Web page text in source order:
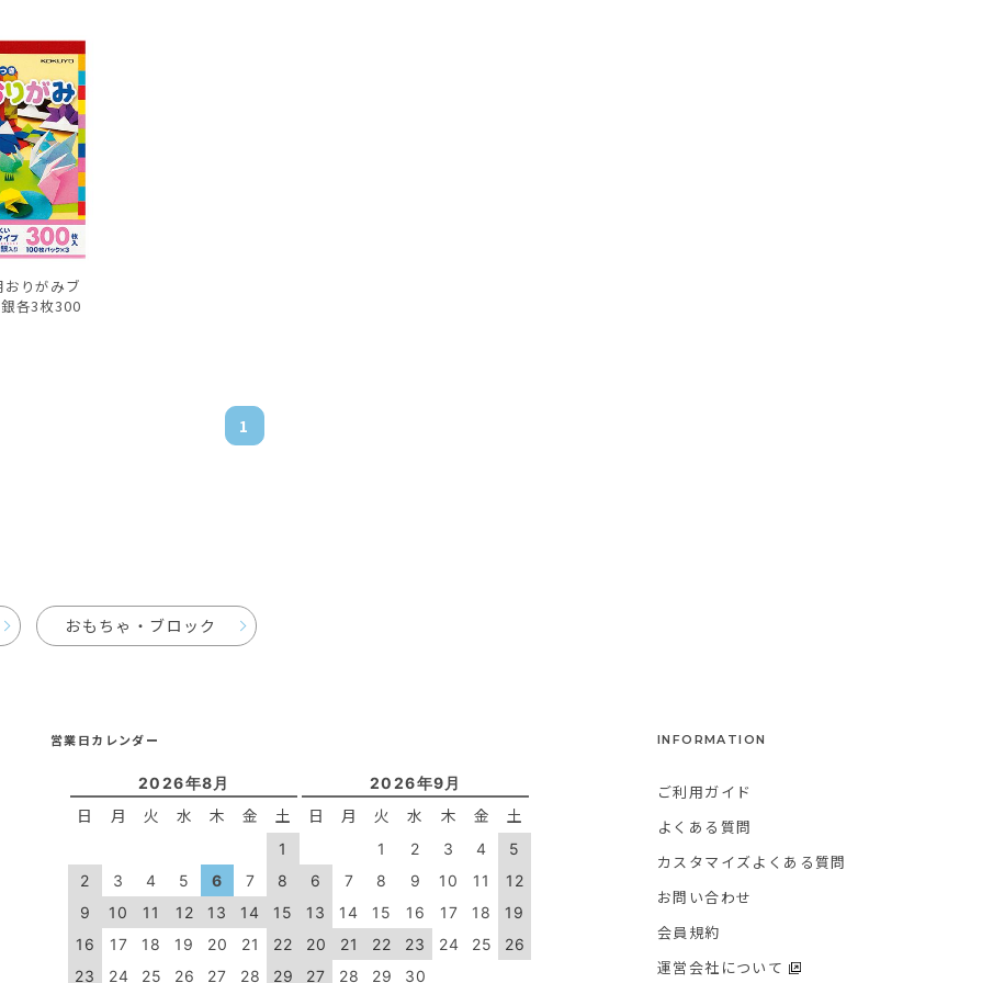
おりがみブ
各3枚300
1
おもちゃ・ブロック
営業日カレンダー
2026年8月
日 月 火 水 木 金 土
1
2
3 4 5 6 7
8
9
10 11 12 13 14
15
16
17 18 19 20 21
22
23
24 25 26 27 28 29
2026年9月
日 月 火 水 木 金 土
1 2 3 4
5
6
7 8 9 10 11
12
13
14 15 16 17 18
19
20
21 22 23 24 25
26
27
28 29 30
INFORMATION
ご利用ガイド
よくある質問
カスタマイズよくある質問
お問い合わせ
会員規約
運営会社について